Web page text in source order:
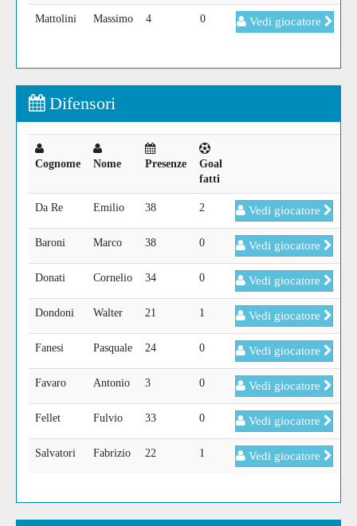
Mattolini Massimo 4 0 Vedi giocatore
Difensori
Cognome Nome Presenze
Goal
fatti
Da Re Emilio 38 2 Vedi giocatore
Baroni Marco 38 0 Vedi giocatore
Donati Cornelio 34 0 Vedi giocatore
Dondoni Walter 21 1 Vedi giocatore
Fanesi Pasquale 24 0 Vedi giocatore
Favaro Antonio 3 0 Vedi giocatore
Fellet Fulvio 33 0 Vedi giocatore
Salvatori Fabrizio 22 1 Vedi giocatore